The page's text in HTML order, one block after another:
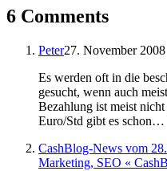
6 Comments
Peter27. November 2008
Es werden oft in die
gesucht, wenn auch
Bezahlung ist meist
Euro/Std gibt es schon…
CashBlog-News vom
Marketing, SEO «